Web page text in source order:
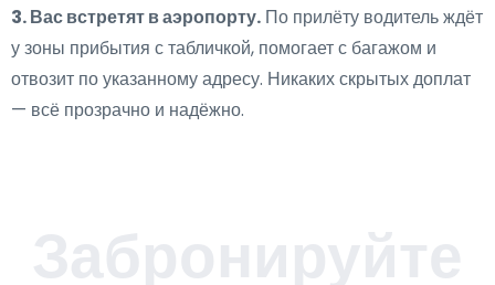
3. Вас встретят в аэропорту. По прилёту водитель ждёт
у зоны прибытия с табличкой, помогает с багажом и
отвозит по указанному адресу. Никаких скрытых доплат
— всё прозрачно и надёжно.